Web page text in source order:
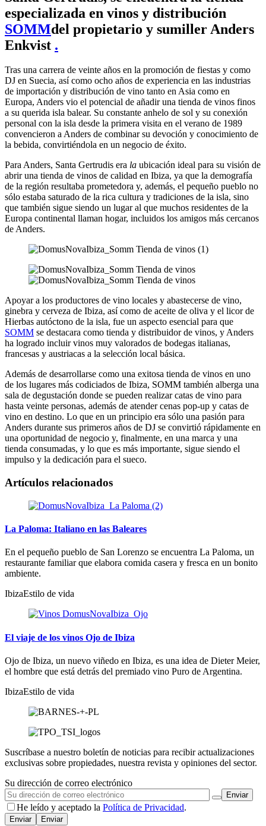
especializada en vinos y distribución
SOMMdel propietario y sumiller Anders
Enkvist .
Tras una carrera de veinte años en la promoción de fiestas y como
DJ en Suecia, así como ocho años de experiencia en las industrias
de importación y distribución de vino tanto en Asia como en
Europa, Anders vio el potencial de añadir una tienda de vinos finos
a su querida isla balear. Su constante anhelo de sol y su conexión
personal con la isla desde la primera visita en el verano de 1989
convencieron a Anders de combinar su devoción y conocimiento de
la bebida, convirtiéndola en un negocio de éxito.
Para Anders, Santa Gertrudis era la ubicación ideal para su visión de
abrir una tienda de vinos de calidad en Ibiza, ya que la demografía
de la región resultaba prometedora y, además, el pequeño pueblo no
sólo estaba saturado de la rica cultura y tradiciones de la isla, sino
que también sigue siendo un lugar al que muchos residentes de la
Europa continental llaman hogar, incluidos los amigos más cercanos
de Anders.
Apoyar a los productores de vino locales y abastecerse de vino,
ginebra y cerveza de Ibiza, así como de aceite de oliva y el licor de
Hierbas autóctono de la isla, fue un aspecto esencial para que
SOMM se destacara como tienda y distribuidor de vinos, y Anders
ha logrado incluir vinos muy valorados de bodegas italianas,
francesas y austriacas a la selección local básica.
Además de desarrollarse como una exitosa tienda de vinos en uno
de los lugares más codiciados de Ibiza, SOMM también alberga una
sala de degustación donde se pueden realizar catas de vino para
hasta veinte personas, además de atender cenas pop-up y catas de
vino en destino. Lo que en un principio era sólo una pasión para
Anders durante sus primeros años de DJ se convirtió rápidamente en
una oportunidad de negocio y, finalmente, en una marca y una
tienda consumadas, y lo que es más importante, sigue siendo el
impulso y la dedicación para el sueco.
Artículos relacionados
La Paloma: Italiano en las Baleares
En el pequeño pueblo de San Lorenzo se encuentra La Paloma, un
restaurante familiar que elabora comida casera y fresca en un bonito
ambiente.
IbizaEstilo de vida
El viaje de los vinos Ojo de Ibiza
Ojo de Ibiza, un nuevo viñedo en Ibiza, es una idea de Dieter Meier,
el hombre que está detrás del premiado vino Puro de Argentina.
IbizaEstilo de vida
Suscríbase a nuestro boletín de noticias para recibir actualizaciones
exclusivas sobre propiedades, nuestra revista y opiniones del sector.
Su dirección de correo electrónico
He leído y aceptado la Política de Privacidad.
Enviar